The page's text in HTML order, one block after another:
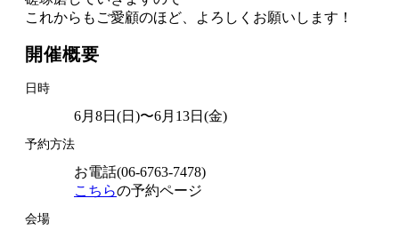
これからもご愛顧のほど、よろしくお願いします！
開催概要
日時
6月8日(日)〜6月13日(金)
予約方法
お電話(06-6763-7478)
こちらの予約ページ
会場